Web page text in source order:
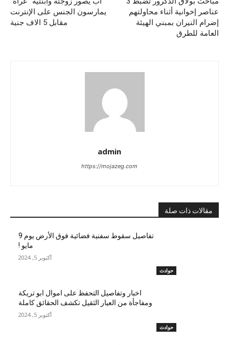
يمارسون الجنس على الإنترنت
مقابل 5 الاف جنية
عناصر إخوانية أثناء محاولتهم
إضرام النيران بمبني الهيئة
العامة للطرق
admin
https://mojazeg.com
مقالات ذات صلة
حوادث
تفاصيل سقوط سفنية فضائية فوق الأرض يوم 9
مايو !
أكتوبر 5, 2024
حوادث
اخبار وتفاصيل التحفظ على اموال ابو تريكة
ومفاجأة من العيار الثقيل تكشف الحقائق كاملة
أكتوبر 5, 2024